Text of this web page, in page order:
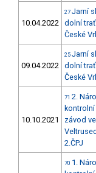
10.04.2022
27 Jarní
dolní trať
České
09.04.2022
25 Jarní
dolní trať
České
10.10.2021
71 2.
kontrolní
závod ve
2.ČPJ
70 1.